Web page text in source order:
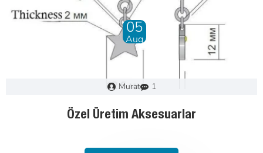
09
May
Murat 0
Plastik Stoperlerin Tekstil Sektöründeki Rolü: